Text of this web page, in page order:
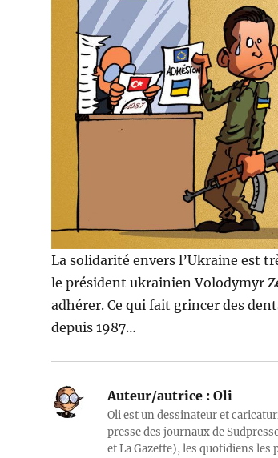
La solidarité envers l’Ukraine est
le président ukrainien Volodymyr
adhérer. Ce qui fait grincer des
depuis 1987…
Auteur/autrice :Oli
Oli est un dessinateur et
presse des journaux de
et La Gazette), les quotidiens